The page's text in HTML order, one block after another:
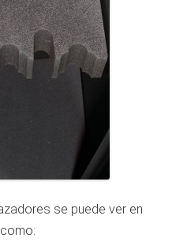
se puede ver en